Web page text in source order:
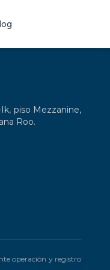
piso Mezzanine,
Roo.
operación y registro